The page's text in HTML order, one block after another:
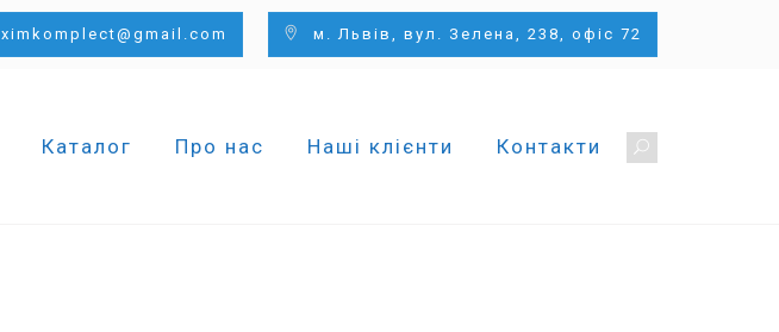
м. Львів, вул. Зелена, 238, офіс 72
Каталог Про нас Наші клієнти Контакти